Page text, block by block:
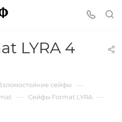
LYRA 4
сейфы —
— Сейфы Format LYRA —